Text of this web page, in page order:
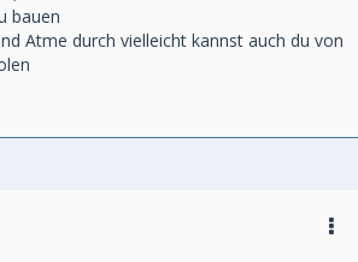
bauen
Atme durch vielleicht kannst auch du von